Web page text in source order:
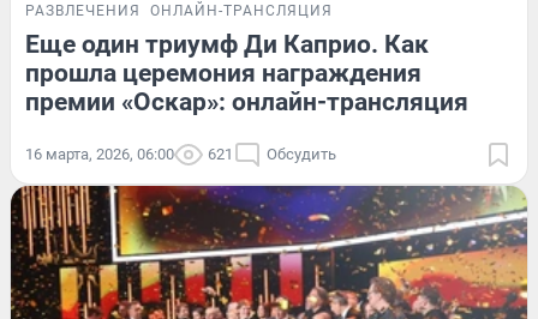
РАЗВЛЕЧЕНИЯ ОНЛАЙН-ТРАНСЛЯЦИЯ
Еще один триумф Ди Каприо. Как
прошла церемония награждения
премии «Оскар»: онлайн-трансляция
16 марта, 2026, 06:00 621 Обсудить